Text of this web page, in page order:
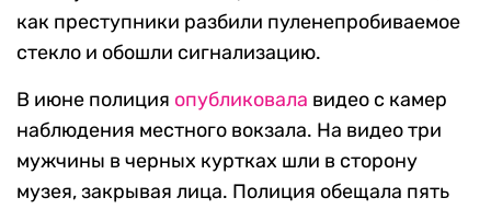
как преступники разбили пуленепробиваемое
стекло и обошли сигнализацию.
В июне полиция опубликовала видео с камер
наблюдения местного вокзала. На видео три
мужчины в черных куртках шли в сторону
музея, закрывая лица. Полиция обещала пять